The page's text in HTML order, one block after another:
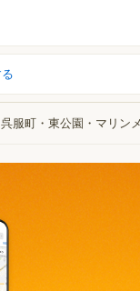
呉服町・東公園・マリン